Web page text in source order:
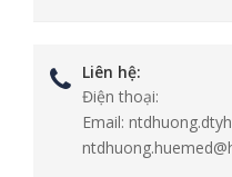
Liên hệ:
Điện thoại:
Email: